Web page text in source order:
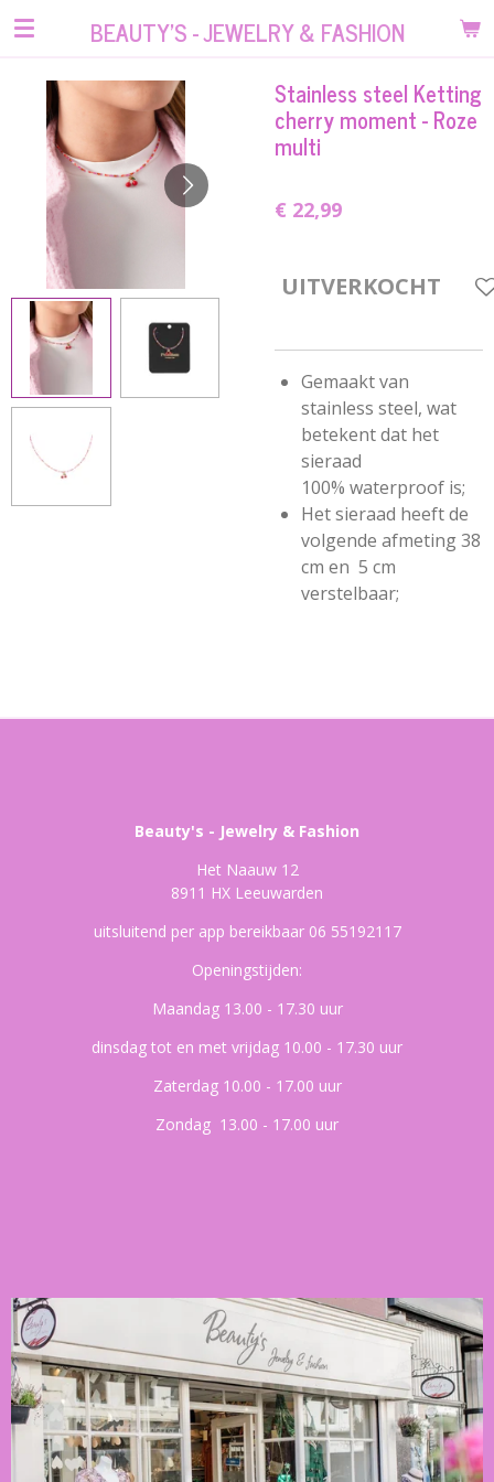
Ga
hoofdinhoud
BEAUTY'S - JEWELRY & FASHION
Stainless steel Ketting
cherry moment - Roze
multi
€ 22,99
UITVERKOCHT
Gemaakt van
stainless steel, wat
betekent dat het
sieraad
100% waterproof is;
Het sieraad heeft de
volgende afmeting 38
cm en 5 cm
verstelbaar;
Beauty's - Jewelry & Fashion
Het Naauw 12
8911 HX Leeuwarden
uitsluitend per app bereikbaar 06 55192117
Openingstijden:
Maandag 13.00 - 17.30 uur
dinsdag tot en met vrijdag 10.00 - 17.30 uur
Zaterdag 10.00 - 17.00 uur
Zondag 13.00 - 17.00 uur